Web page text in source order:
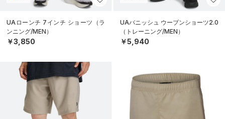
UAローンチ 7インチ ショーツ（ラ
ンニング/MEN）
￥3,850
UAバニッシュ ウーブンショーツ2.0
（トレーニング/MEN）
￥5,940